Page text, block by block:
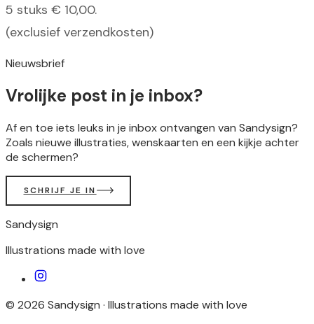
5 stuks € 10,00.
(exclusief verzendkosten)
Nieuwsbrief
Vrolijke post in je inbox?
Af en toe iets leuks in je inbox ontvangen van Sandysign?
Zoals nieuwe illustraties, wenskaarten en een kijkje achter
de schermen?
SCHRIJF JE IN
Sandysign
Illustrations made with love
© 2026 Sandysign · Illustrations made with love